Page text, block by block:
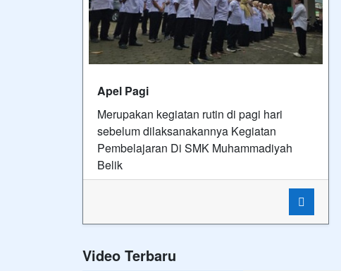
Apel Pagi
Merupakan kegiatan rutin di pagi hari
sebelum dilaksanakannya Kegiatan
Pembelajaran Di SMK Muhammadiyah
Belik
Video Terbaru